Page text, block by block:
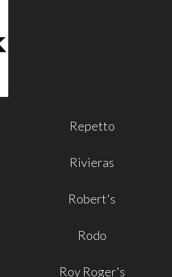
Repetto
Rivieras
Robert's
Rodo
Roy Roger's